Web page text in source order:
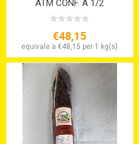
ATM CONF. A 1/2
STARVAGGI
€48,15
equivale a €48,15 per 1 kg(s)